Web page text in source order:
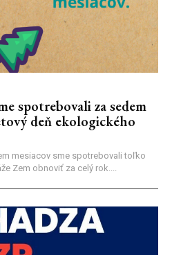
spotrebovali za sedem
deň ekologického
mesiacov sme spotrebovali toľko
Zem obnoviť za celý rok....